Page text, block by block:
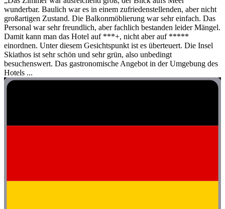
wunderbar. Baulich war es in einem zufriedenstellenden, aber nicht
großartigen Zustand. Die Balkonmöblierung war sehr einfach. Das
Personal war sehr freundlich, aber fachlich bestanden leider Mängel.
Damit kann man das Hotel auf ***+, nicht aber auf *****
einordnen. Unter diesem Gesichtspunkt ist es überteuert. Die Insel
Skiathos ist sehr schön und sehr grün, also unbedingt
besuchenswert. Das gastronomische Angebot in der Umgebung des
Hotels ...